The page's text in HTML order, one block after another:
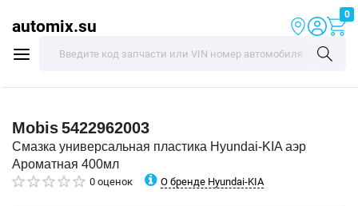
automix.su
0
Mobis5422962003
Смазка универсальная пластика Hyundai-KIA аэр
Ароматная 400мл
0 оценок О бренде Hyundai-KIA